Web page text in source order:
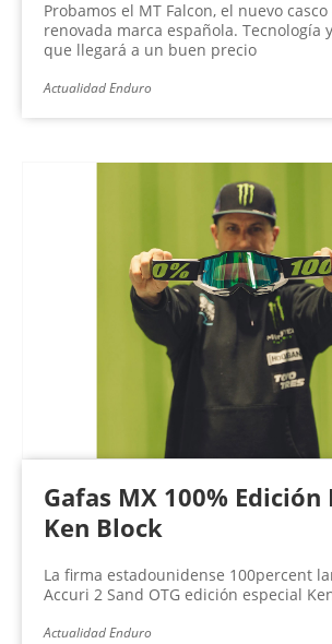
Probamos el MT Falcon, el nuevo
renovada marca española. Tecnología
que llegará a un buen precio
Actualidad Enduro
Gafas MX 100% Edición
Ken Block
La firma estadounidense 100percent
Accuri 2 Sand OTG edición especial
Actualidad Enduro